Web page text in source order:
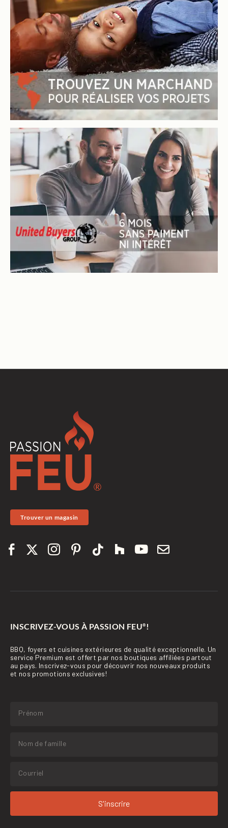
Trouver un magasin
INSCRIVEZ-VOUS À PASSION FEU® !
BBQ, foyers et cuisines extérieures de qualité exceptionnelle. Un
service Premium est offert par nos boutiques affiliées partout
au pays. Inscrivez-vous pour découvrir nos nouveaux produits
et nos promotions exclusives!
S'inscrire